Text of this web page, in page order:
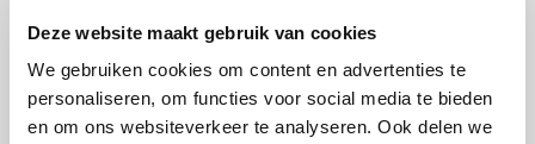
Deze website maakt gebruik van cookies
We gebruiken cookies om content en advertenties te
personaliseren, om functies voor social media te bieden
en om ons websiteverkeer te analyseren. Ook delen we